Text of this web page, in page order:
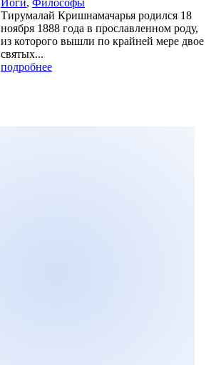
Тирумалай Кришнамачарья родился 18
ноября 1888 года в прославленном роду,
из которого вышли по крайней мере двое
святых...
подробнее